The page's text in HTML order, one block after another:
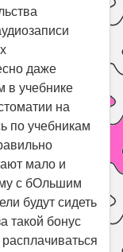
даже
в учебнике
на
по учебникам
мало и
с бОльшим
будут сидеть
такой бонус